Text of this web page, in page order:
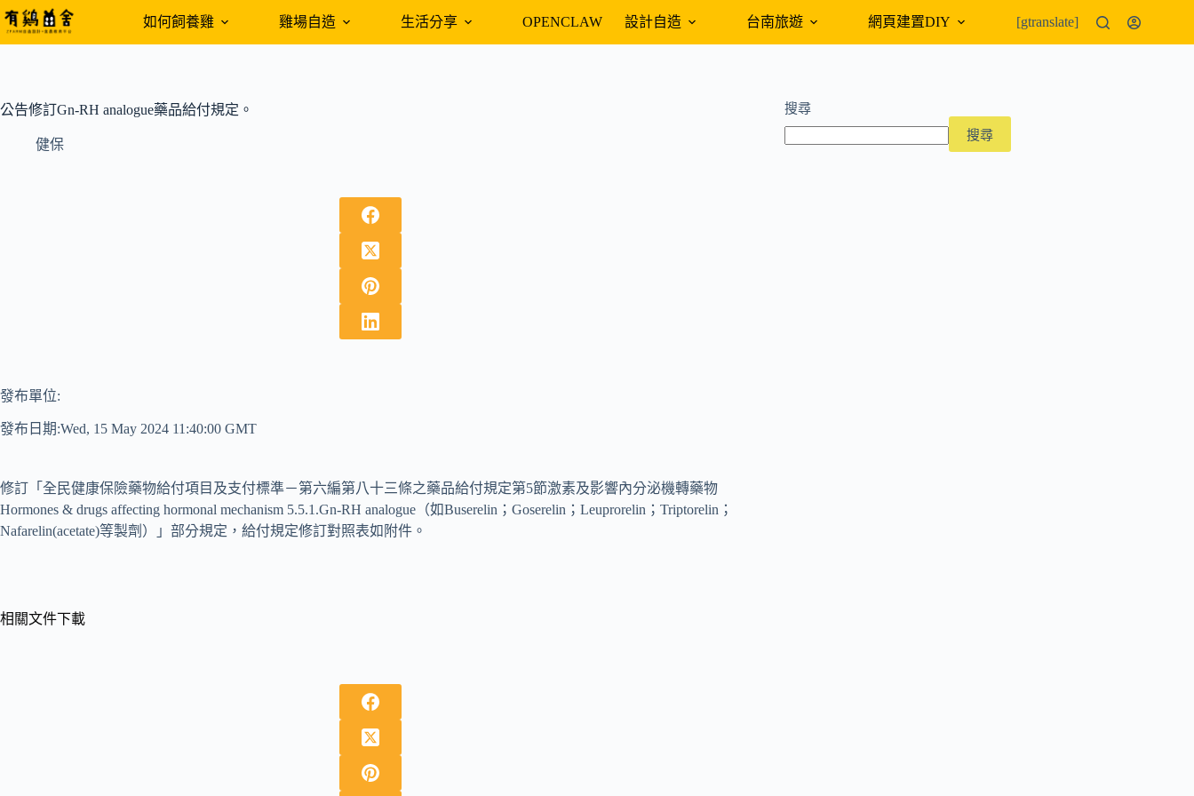
跳
至
容
如何飼養雞 雞場自造 生活分享 OPENCLAW 設計自造 台南旅遊 網頁建置DIY 外幣匯率
[gtranslate]
公告修訂Gn-RH analogue藥品給付規定。
健保
發布單位:
發布日期:Wed, 15 May 2024 11:40:00 GMT
修訂「全民健康保險藥物給付項目及支付標準－第六編第八十三條之藥品給付規定第5節激素及影響內分泌機轉藥物
Hormones & drugs affecting hormonal mechanism 5.5.1.Gn-RH analogue（如Buserelin；Goserelin；Leuprorelin；Triptorelin；
Nafarelin(acetate)等製劑）」部分規定，給付規定修訂對照表如附件。
相關文件下載
搜尋
搜尋